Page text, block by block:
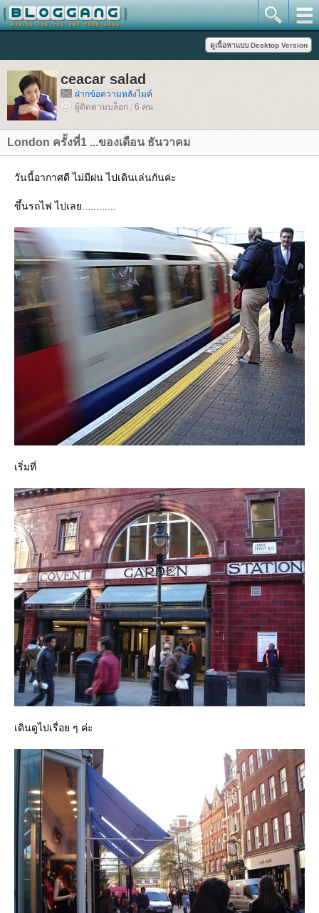
ceacar salad
ฝากข้อความหลังไมค์
ผู้ติดตามบล็อก : 6 คน
London ครั้งที่1 ...ของเดือน ธันวาคม
วันนี้อากาศดี ไม่มีฝน ไปเดินเล่นกันค่ะ
ขึ้นรถไฟ ไปเลย............
เริ่มที่
เดินดูไปเรื่อย ๆ ค่ะ